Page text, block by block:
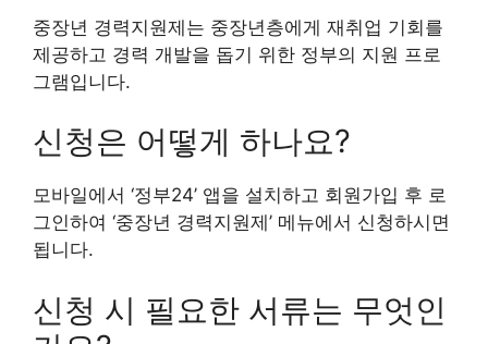
중장년 경력지원제는 중장년층에게 재취업 기회를
제공하고 경력 개발을 돕기 위한 정부의 지원 프로
그램입니다.
신청은 어떻게 하나요?
모바일에서 ‘정부24’ 앱을 설치하고 회원가입 후 로
그인하여 ‘중장년 경력지원제’ 메뉴에서 신청하시면
됩니다.
신청 시 필요한 서류는 무엇인